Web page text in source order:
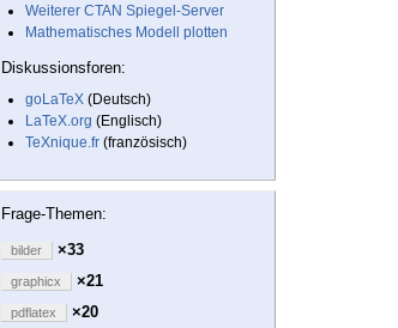
Weiterer CTAN Spiegel-Server
Mathematisches Modell plotten
Diskussionsforen:
goLaTeX (Deutsch)
LaTeX.org (Englisch)
TeXnique.fr (französisch)
Frage-Themen:
bilder ×33
graphicx ×21
pdflatex
×20